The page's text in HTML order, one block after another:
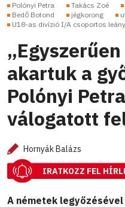
Polónyi Petra Takács Zoé
Bedő Botond
jégkorong
U18-as divízió I/A csoportos
akartuk a
Polónyi
válogatott
Hornyák Balázs
IRATKOZZ FEL
A németek